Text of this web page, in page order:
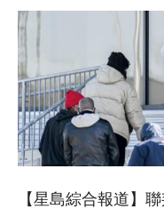
【星島綜合報道】